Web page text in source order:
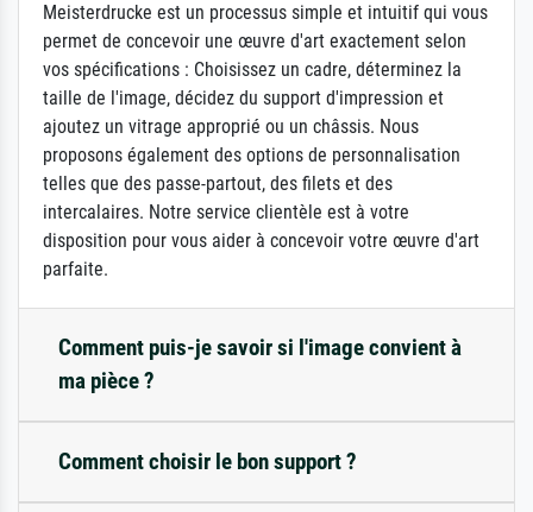
Meisterdrucke est un processus simple et intuitif qui vous
permet de concevoir une œuvre d'art exactement selon
vos spécifications : Choisissez un cadre, déterminez la
taille de l'image, décidez du support d'impression et
ajoutez un vitrage approprié ou un châssis. Nous
proposons également des options de personnalisation
telles que des passe-partout, des filets et des
intercalaires. Notre service clientèle est à votre
disposition pour vous aider à concevoir votre œuvre d'art
parfaite.
Comment puis-je savoir si l'image convient à
ma pièce ?
Comment choisir le bon support ?